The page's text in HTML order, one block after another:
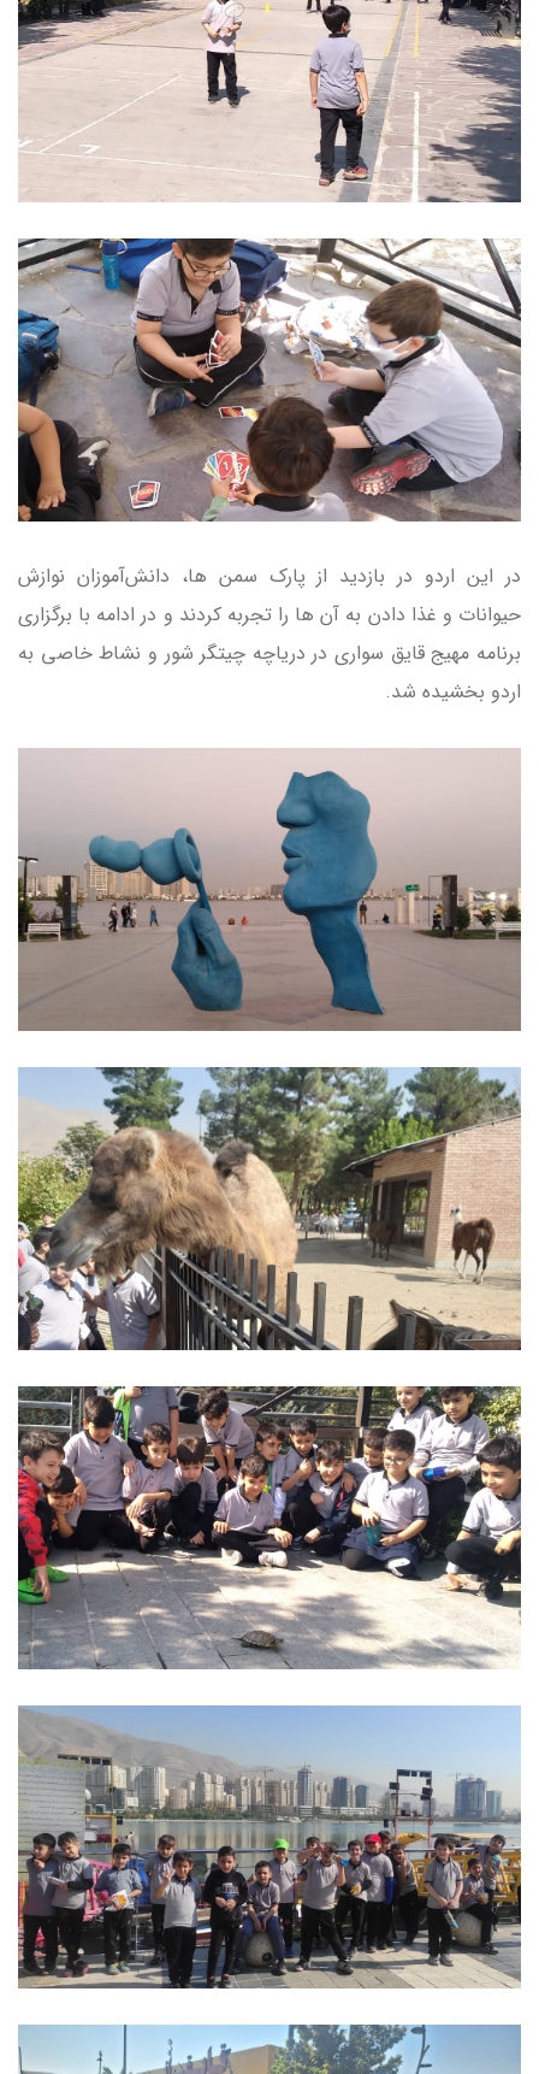
در این اردو در بازدید از پارک سمن ها، دانش‌آموزان نوازش
حیوانات و غذا دادن به آن ها را تجربه کردند و در ادامه با برگزاری
برنامه مهیج قایق سواری در دریاچه چیتگر شور و نشاط خاصی به
اردو بخشیده شد.